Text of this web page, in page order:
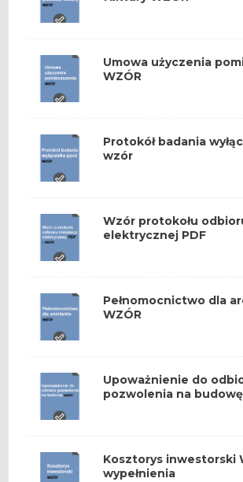
Umowa użyczenia
WZÓR
Protokół badania
wzór
Wzór protokołu
elektrycznej PDF
Pełnomocnictwo dla
WZÓR
Upoważnienie do
pozwolenia na
Kosztorys inwestorski
wypełnienia